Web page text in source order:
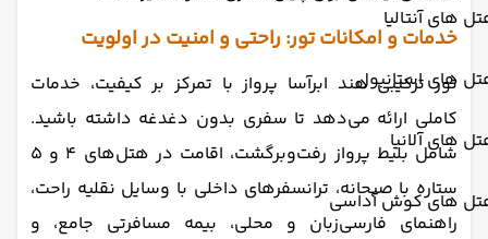
های آنتالیا
های استانبول
های آلانیا
های کوش آداسی
خدمات و امکانات تور: راحتی و امنیت در اولویت
تور ترکیبی هند ابرآسا پرواز با تمرکز بر کیفیت، خدمات
کاملی ارائه می‌دهد تا سفری بدون دغدغه داشته باشید.
شامل بلیط پرواز رفت‌وبرگشت، اقامت در هتل‌های ۴ و ۵
ستاره با صبحانه، ترانسفرهای داخلی با وسایل نقلیه راحت،
راهنمای فارسی‌زبان و محلی، بیمه مسافرتی جامع، و